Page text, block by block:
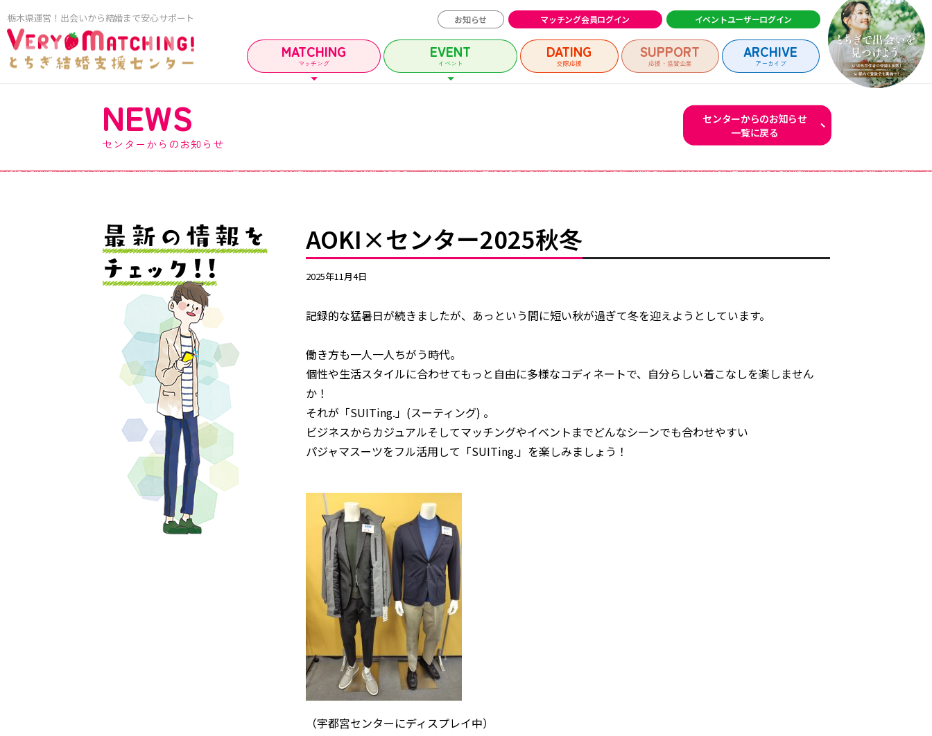
栃木県運営！出会いから結婚まで安心サポート お知らせ マッチング会員ログイン イベントユーザーログイン
MATCHING
マッチング
EVENT
イベント
DATING
交際応援
SUPPORT
応援・協賛企業
ARCHIVE
アーカイブ
ご利用ガイド
よくあるご質問
イベントガイド
よくあるご質問
DATING SUPPORT
ARCHIVE
アーカイブ
NEWS
センターからのお知らせ
センターからのお知らせ
一覧に戻る
AOKI×センター2025秋冬
2025年11月4日
記録的な猛暑日が続きましたが、あっという間に短い秋が過ぎて冬を迎えようとしています。
働き方も一人一人ちがう時代。
個性や生活スタイルに合わせてもっと自由に多様なコディネートで、自分らしい着こなしを楽しません
か！
それが「SUITing.」(スーティング) 。
ビジネスからカジュアルそしてマッチングやイベントまでどんなシーンでも合わせやすい
パジャマスーツをフル活用して「SUITing.」を楽しみましょう！
（宇都宮センターにディスプレイ中）